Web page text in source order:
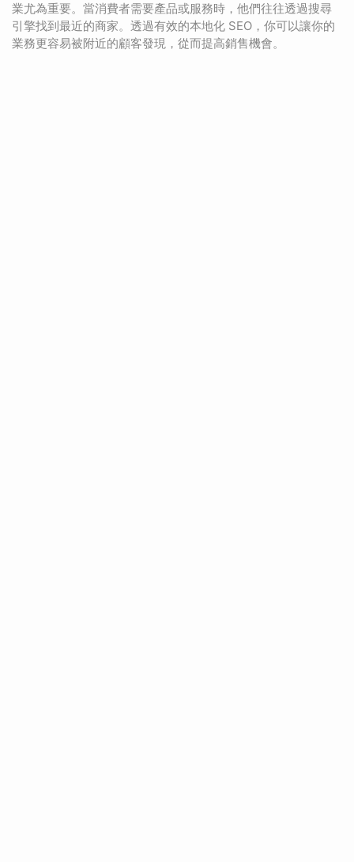
業尤為重要。當消費者需要產品或服務時，他們往往透過搜尋
引擎找到最近的商家。透過有效的本地化 SEO，你可以讓你的
業務更容易被附近的顧客發現，從而提高銷售機會。